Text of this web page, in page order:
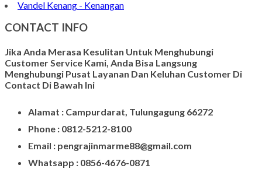
Vandel Kenang - Kenangan
CONTACT INFO
Jika Anda Merasa Kesulitan Untuk Menghubungi
Customer Service Kami, Anda Bisa Langsung
Menghubungi Pusat Layanan Dan Keluhan Customer Di
Contact Di Bawah Ini
Alamat : Campurdarat, Tulungagung 66272
Phone : 0812-5212-8100
Email : pengrajinmarme88@gmail.com
Whatsapp : 0856-4676-0871